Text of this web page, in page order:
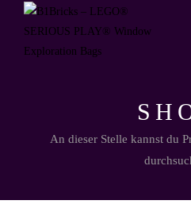
An dieser Stelle kannst du